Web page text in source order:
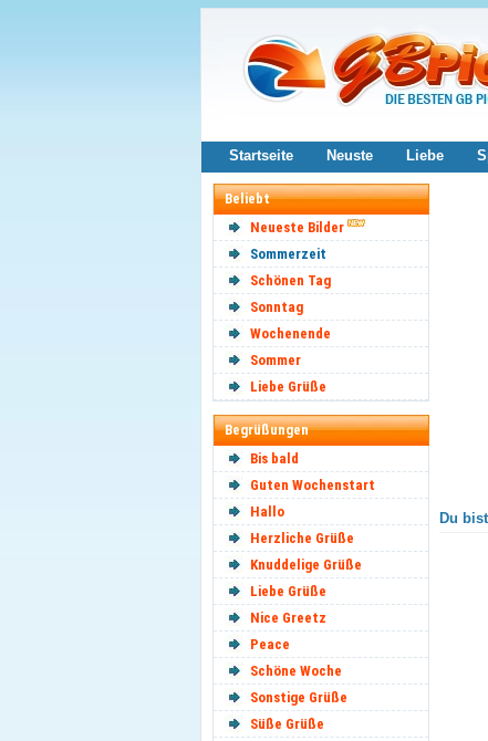
Startseite Neuste Liebe
Beliebt
Neueste Bilder
Sommerzeit
Schönen Tag
Sonntag
Wochenende
Sommer
Liebe Grüße
Begrüßungen
Bis bald
Guten Wochenstart
Hallo
Herzliche Grüße
Knuddelige Grüße
Liebe Grüße
Nice Greetz
Peace
Schöne Woche
Sonstige Grüße
Süße Grüße
Du